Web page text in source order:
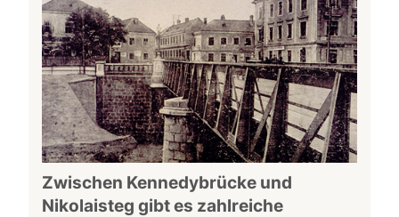
Zwischen Kennedybrücke und
Nikolaisteg gibt es zahlreiche